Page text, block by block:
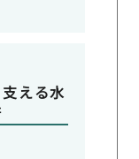
える水